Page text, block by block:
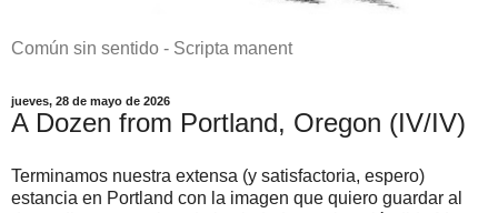
Común sin sentido - Scripta manent
jueves, 28 de mayo de 2026
A Dozen from Portland, Oregon (IV/IV)
Terminamos nuestra extensa (y satisfactoria, espero)
estancia en Portland con la imagen que quiero guardar al